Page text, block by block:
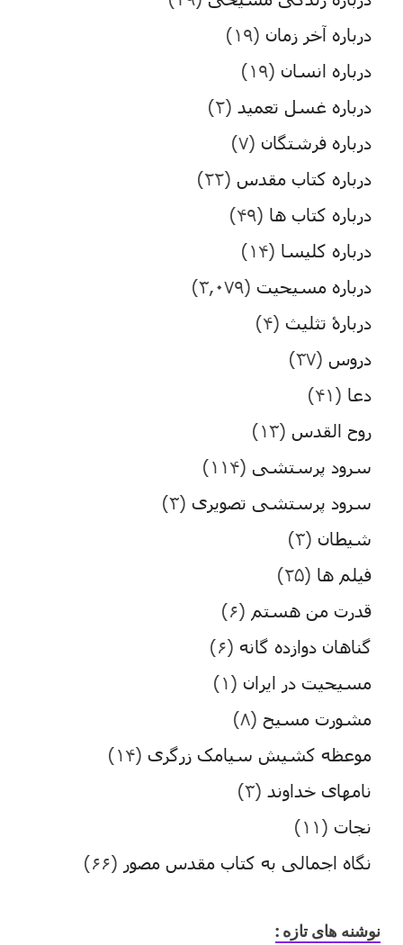
درباره آخر زمان (۱۹)
درباره انسان (۱۹)
درباره غسل تعمید (۲)
درباره فرشتگان (۷)
درباره کتاب مقدس (۲۲)
درباره کتاب ها (۴۹)
درباره کلیسا (۱۴)
درباره مسیحیت (۳,۰۷۹)
دربارۀ تثلیث (۴)
دروس (۳۷)
دعا (۴۱)
روح القدس (۱۳)
سرود پرستشی (۱۱۴)
سرود پرستشی تصویری (۳)
شیطان (۳)
فیلم ها (۲۵)
قدرت من هستم (۶)
گناهان دوازده گانه (۶)
مسیحیت در ایران (۱)
مشورت مسیح (۸)
موعظه کشیش سیامک زرگری (۱۴)
نامهای خداوند (۳)
نجات (۱۱)
نگاه اجمالی به کتاب مقدس مصور (۶۶)
نوشنه های تازه :